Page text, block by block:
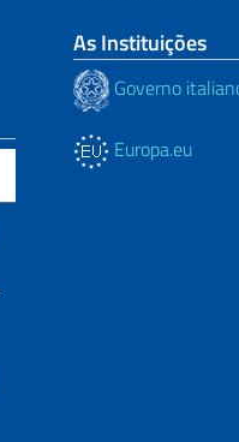
As Instituições
Governo
Europa.eu